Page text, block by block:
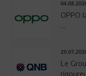
OPPO
...
Le